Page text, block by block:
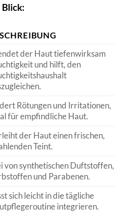
der Haut tiefenwirksam
und hilft, den
Rötungen und Irritationen,
für empfindliche Haut.
der Haut einen frischen,
Teint.
von synthetischen Duftstoffen,
und Parabenen.
sich leicht in die tägliche
integrieren.